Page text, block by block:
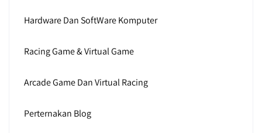
Hardware Dan SoftWare Komputer
Racing Game & Virtual Game
Arcade Game Dan Virtual Racing
Perternakan Blog